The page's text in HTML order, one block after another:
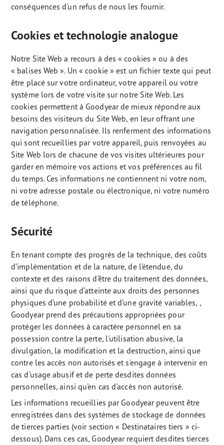
conséquences d'un refus de nous les fournir.
Cookies et technologie analogue
Notre Site Web a recours à des « cookies » ou à des
« balises Web ». Un « cookie » est un fichier texte qui peut
être placé sur votre ordinateur, votre appareil ou votre
système lors de votre visite sur notre Site Web. Les
cookies permettent à Goodyear de mieux répondre aux
besoins des visiteurs du Site Web, en leur offrant une
navigation personnalisée. Ils renferment des informations
qui sont recueillies par votre appareil, puis renvoyées au
Site Web lors de chacune de vos visites ultérieures pour
garder en mémoire vos actions et vos préférences au fil
du temps. Ces informations ne contiennent ni votre nom,
ni votre adresse postale ou électronique, ni votre numéro
de téléphone.
Sécurité
En tenant compte des progrès de la technique, des coûts
d’implémentation et de la nature, de l'étendue, du
contexte et des raisons d’être du traitement des données,
ainsi que du risque d’atteinte aux droits des personnes
physiques d’une probabilité et d’une gravité variables, ,
Goodyear prend des précautions appropriées pour
protéger les données à caractère personnel en sa
possession contre la perte, l'utilisation abusive, la
divulgation, la modification et la destruction, ainsi que
contre les accès non autorisés et s'engage à intervenir en
cas d'usage abusif et de perte desdites données
personnelles, ainsi qu'en cas d'accès non autorisé.
Les informations recueillies par Goodyear peuvent être
enregistrées dans des systèmes de stockage de données
de tierces parties (voir section « Destinataires tiers » ci-
dessous). Dans ces cas, Goodyear requiert desdites tierces